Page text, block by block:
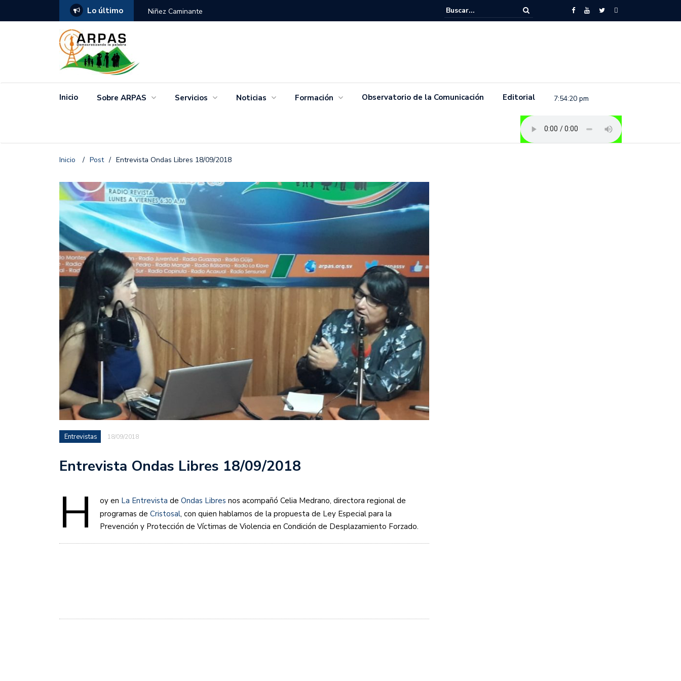
Lo último Niñez Caminante
Movimiento feminista se pronuncia previo a la conmemoración del 8 de marzo
Salvador.
Inicio Sobre ARPAS Servicios Noticias Formación Observatorio de la Comunicación Editorial 7:54:21 pm
Inicio / Post / Entrevista Ondas Libres 18/09/2018
Entrevistas 18/09/2018
Entrevista Ondas Libres 18/09/2018
H oy en La Entrevista de Ondas Libres nos acompañó Celia Medrano, directora regional de
programas de Cristosal, con quien hablamos de la propuesta de Ley Especial para la
Prevención y Protección de Víctimas de Violencia en Condición de Desplazamiento Forzado.